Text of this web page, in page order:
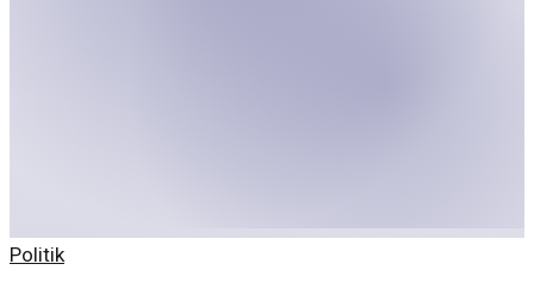
Politik